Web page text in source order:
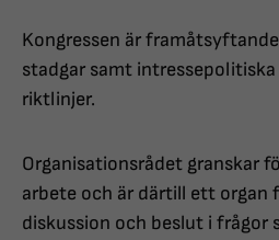
Kongressen är
stadgar samt
riktlinjer.
Organisationsrådet granskar
arbete och är därtill ett organ
diskussion och beslut i frågor